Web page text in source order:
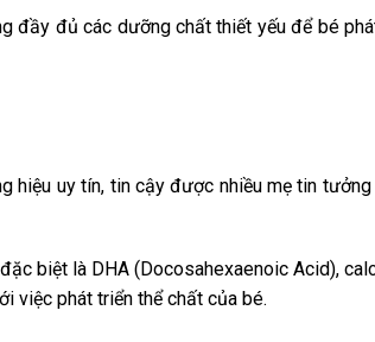
đầy đủ các dưỡng chất thiết yếu để bé
uy tín, tin cậy được nhiều mẹ tin
biệt là DHA (Docosahexaenoic Acid),
việc phát triển thể chất của bé.